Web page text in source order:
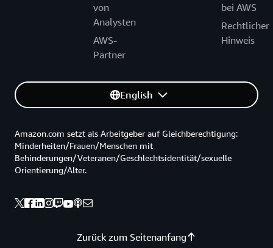
von
Analysten
AWS-
Partner
bei AWS
Rechtlicher
Hinweis
English
Zurück zum Seitenanfang
Amazon.com setzt als Arbeitgeber auf Gleichberechtigung:
Minderheiten/Frauen/Menschen mit
Behinderungen/Veteranen/Geschlechtsidentität/sexuelle
Orientierung/Alter.